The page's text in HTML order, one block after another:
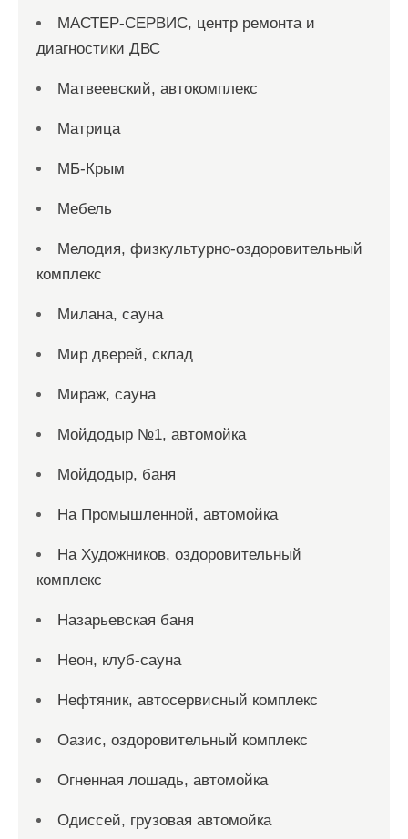
МАСТЕР-СЕРВИС, центр ремонта и
диагностики ДВС
Матвеевский, автокомплекс
Матрица
МБ-Крым
Мебель
Мелодия, физкультурно-оздоровительный
комплекс
Милана, сауна
Мир дверей, склад
Мираж, сауна
Мойдодыр №1, автомойка
Мойдодыр, баня
На Промышленной, автомойка
На Художников, оздоровительный
комплекс
Назарьевская баня
Неон, клуб-сауна
Нефтяник, автосервисный комплекс
Оазис, оздоровительный комплекс
Огненная лошадь, автомойка
Одиссей, грузовая автомойка